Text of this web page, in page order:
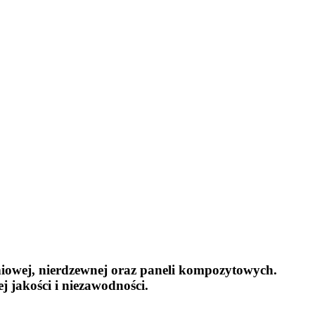
nierdzewnej oraz paneli kompozytowych.
jakości i niezawodności.